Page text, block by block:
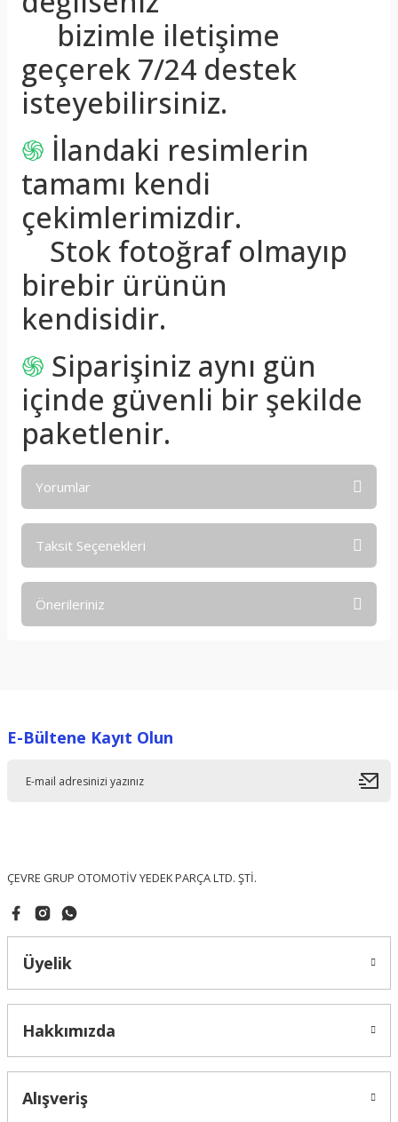
bizimle iletişime
geçerek 7/24 destek
isteyebilirsiniz.
֍ İlandaki resimlerin
tamamı kendi
çekimlerimizdir.
Stok fotoğraf olmayıp
birebir ürünün
kendisidir.
֍ Siparişiniz aynı gün
içinde güvenli bir şekilde
paketlenir.
Yorumlar
Taksit Seçenekleri
Önerileriniz
Ürün resmi kalitesiz, bozuk veya görüntülenemiyor.
E-Bültene Kayıt Olun
ÇEVRE GRUP OTOMOTİV YEDEK PARÇA LTD. ŞTİ.
Üyelik
Hakkımızda
Alışveriş